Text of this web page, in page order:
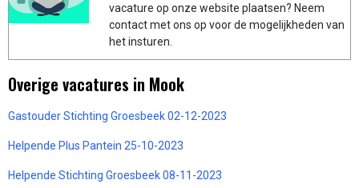
vacature op onze website plaatsen? Neem
contact met ons op voor de mogelijkheden van
het insturen.
Overige vacatures in Mook
Gastouder Stichting Groesbeek 02-12-2023
Helpende Plus Pantein 25-10-2023
Helpende Stichting Groesbeek 08-11-2023